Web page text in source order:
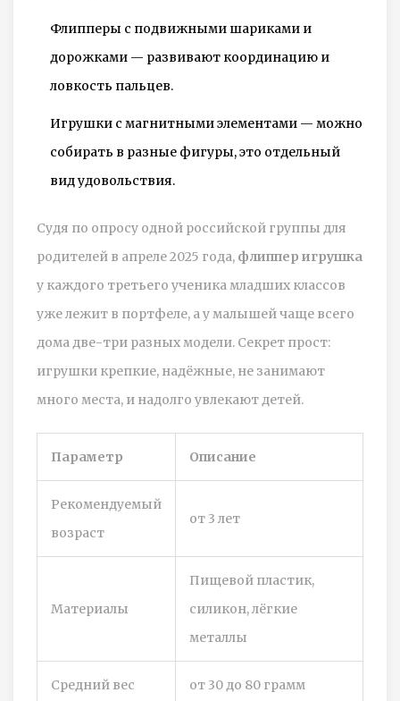
Флипперы с подвижными шариками и
дорожками — развивают координацию и
ловкость пальцев.
Игрушки с магнитными элементами — можно
собирать в разные фигуры, это отдельный
вид удовольствия.
Судя по опросу одной российской группы для
родителей в апреле 2025 года, флиппер игрушка
у каждого третьего ученика младших классов
уже лежит в портфеле, а у малышей чаще всего
дома две-три разных модели. Секрет прост:
игрушки крепкие, надёжные, не занимают
много места, и надолго увлекают детей.
Параметр Описание
Рекомендуемый
возраст
от 3 лет
Материалы
Пищевой пластик,
силикон, лёгкие
металлы
Средний вес от 30 до 80 грамм